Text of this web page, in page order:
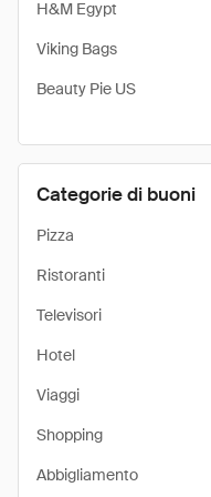
H&M Egypt
Viking Bags
Beauty Pie US
Categorie di buoni
Pizza
Ristoranti
Televisori
Hotel
Viaggi
Shopping
Abbigliamento